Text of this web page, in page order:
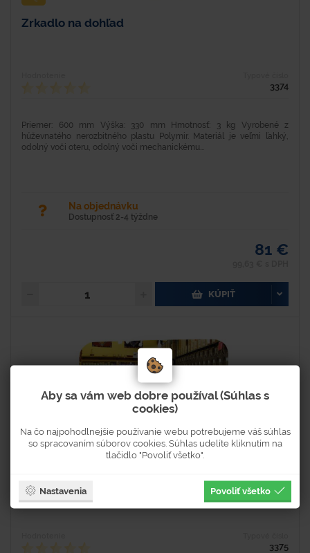
Zrkadlo na dohľad
3374
Priemer: 600 mm Výška: 330 mm Hmotnosť: 3 kg Vyrobené z
húževnatého nerozbitného plastu Polymir. Materiál je veľmi ľahký,
odolný voči oteru, odolný voči mechanickému...
Na objednávku
Dostupnosť 2-4 týždne
81 €
KÚPIŤ
Zrkadlo na dohľad
3375
Aby sa vám web dobre používal (Súhlas s
cookies)
Na čo najpohodlnejšie používanie webu potrebujeme váš súhlas
so spracovaním súborov cookies. Súhlas udelíte kliknutím na
tlačidlo "Povoliť všetko".
Nastavenia Povoliť všetko